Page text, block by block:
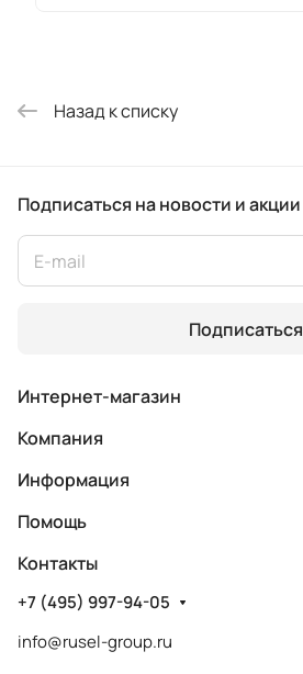
Назад к списку
Подписаться на новости и акции
Подписаться
Интернет-магазин
Компания
Информация
Помощь
Контакты
+7 (495) 997-94-05
info@rusel-group.ru